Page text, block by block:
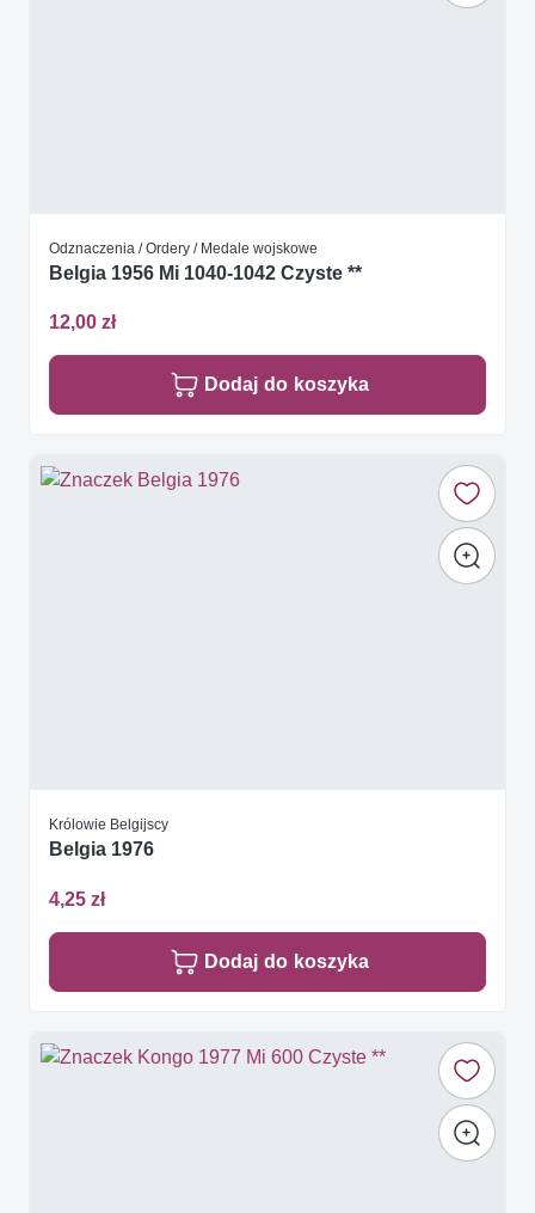
Odznaczenia / Ordery / Medale wojskowe
Belgia 1956 Mi 1040-1042 Czyste **
12,00 zł
Dodaj do koszyka
Królowie Belgijscy
Belgia 1976
4,25 zł
Dodaj do koszyka